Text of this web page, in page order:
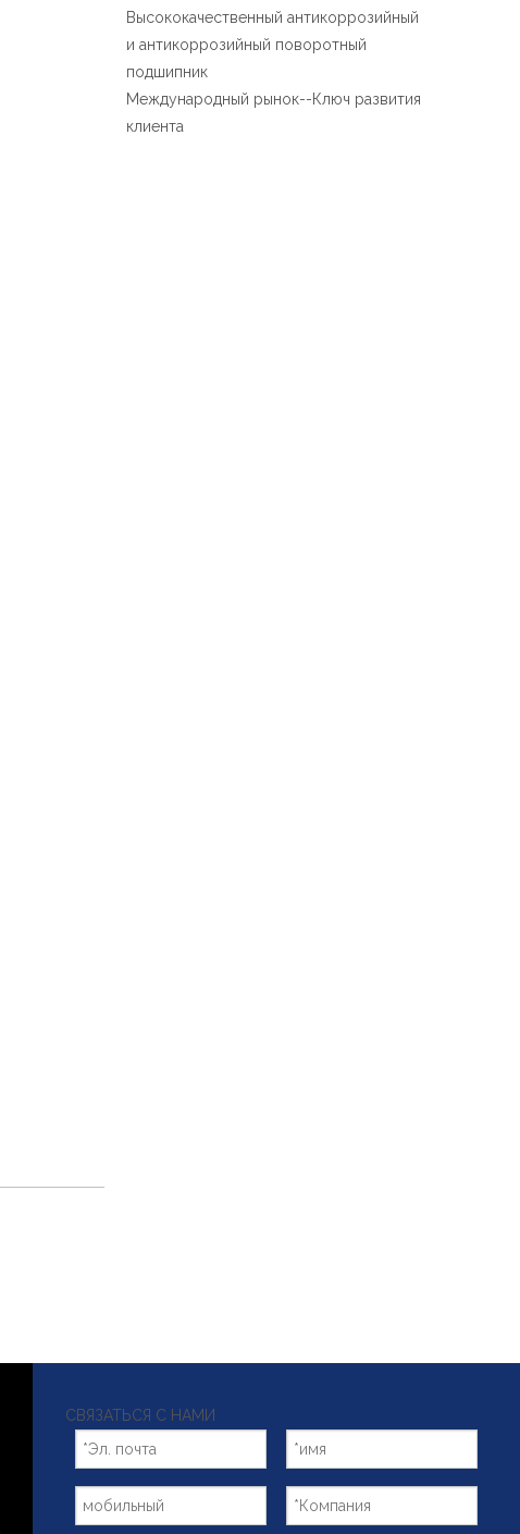
Высококачественный антикоррозийный
и антикоррозийный поворотный
подшипник
Международный рынок--Ключ развития
клиента
СВЯЗАТЬСЯ С НАМИ